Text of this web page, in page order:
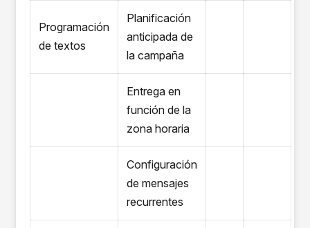
Programación
de textos
Planificación
anticipada de
la campaña
Entrega en
función de la
zona horaria
Configuración
de mensajes
recurrentes